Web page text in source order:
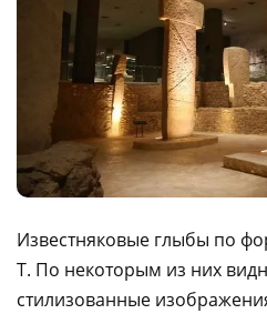
Известняковые глыбы по
Т. По некоторым из них
стилизованные